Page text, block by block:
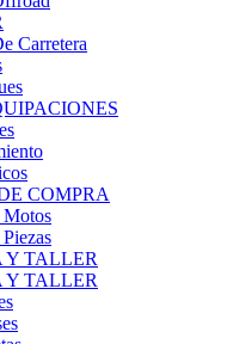
Carretera
COMPRA
Motos
Y TALLER
Y TALLER